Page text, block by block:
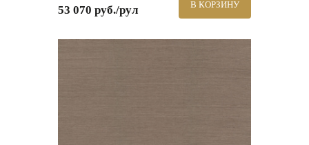
53 070 руб./рул В КОРЗИНУ